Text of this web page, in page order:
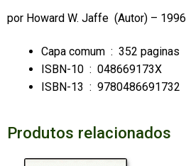
por Howard W. Jaffe (Autor) – 1996
Capa comum ‏ : ‎ 352 paginas
ISBN-10 ‏ : ‎ 048669173X
ISBN-13 ‏ : ‎ 9780486691732
Produtos relacionados